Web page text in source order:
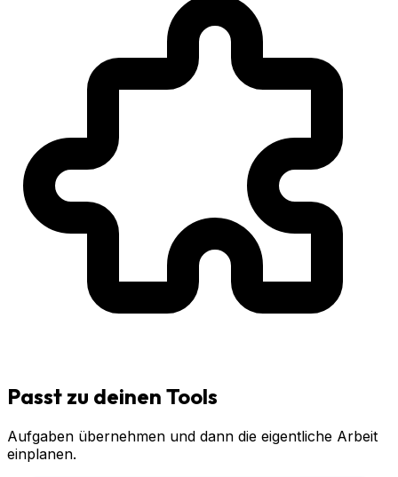
Passt zu deinen Tools
Aufgaben übernehmen und dann die eigentliche Arbeit
einplanen.